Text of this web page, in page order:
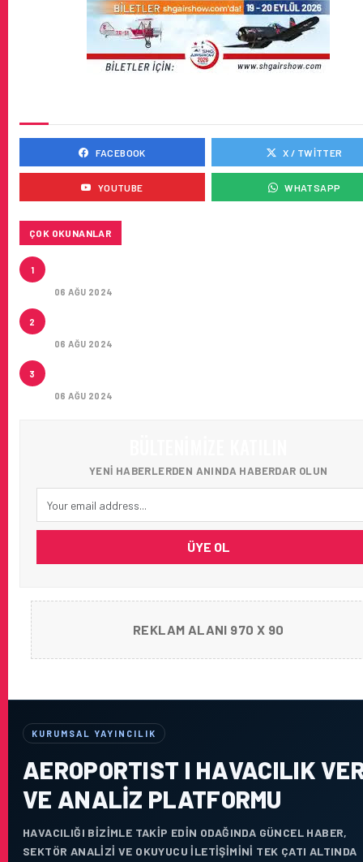
FACEBOOK X / TWITTER
YOUTUBE WHATSAPP
ÇOK OKUNANLAR
1
06 AĞU 2024
2
06 AĞU 2024
3
06 AĞU 2024
YENI HABERLERDEN ANINDA HABERDAR OLUN
ÜYE OL
REKLAM ALANI 970 X 90
KURUMSAL YAYINCILIK
AEROPORTIST I HAVACILIK
VE ANALIZ PLATFORMU
HAVACILIĞI BIZIMLE TAKIP EDIN ODAĞINDA GÜNCEL HABER,
SEKTÖR ANALIZI VE OKUYUCU ILETIŞIMINI TEK ÇATI ALTINDA